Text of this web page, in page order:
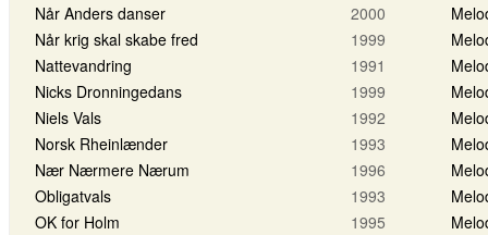
Når Anders danser
2000
Når krig skal skabe fred
1999
Nattevandring
1991
Nicks Dronningedans
1999
Niels Vals
1992
Norsk Rheinlænder
1993
Nær Nærmere Nærum
1996
Obligatvals
1993
OK for Holm
1995